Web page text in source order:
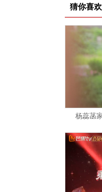
猜你喜欢
杨蕊菡